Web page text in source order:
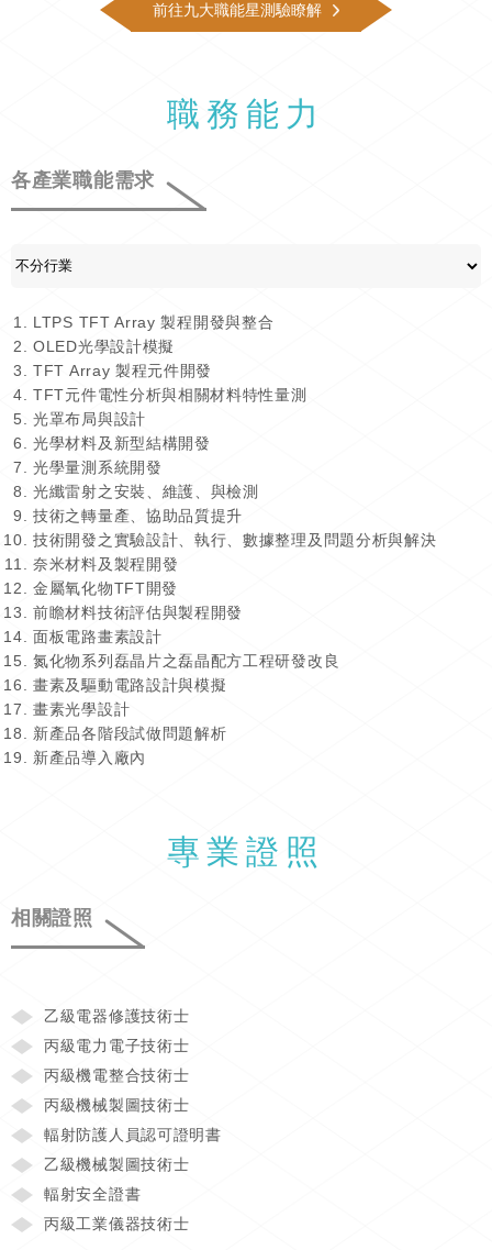
前往九大職能星測驗瞭解
職務能力
各產業職能需求
LTPS TFT Array 製程開發與整合
OLED光學設計模擬
TFT Array 製程元件開發
TFT元件電性分析與相關材料特性量測
光罩布局與設計
光學材料及新型結構開發
光學量測系統開發
光纖雷射之安裝、維護、與檢測
技術之轉量產、協助品質提升
技術開發之實驗設計、執行、數據整理及問題分析與解決
奈米材料及製程開發
金屬氧化物TFT開發
前瞻材料技術評估與製程開發
面板電路畫素設計
氮化物系列磊晶片之磊晶配方工程研發改良
畫素及驅動電路設計與模擬
畫素光學設計
新產品各階段試做問題解析
新產品導入廠內
專業證照
相關證照
乙級電器修護技術士
丙級電力電子技術士
丙級機電整合技術士
丙級機械製圖技術士
輻射防護人員認可證明書
乙級機械製圖技術士
輻射安全證書
丙級工業儀器技術士